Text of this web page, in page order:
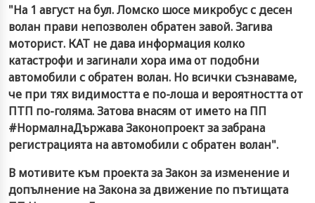
"На 1 август на бул. Ломско шосе микробус с десен
волан прави непозволен обратен завой. Загива
моторист. КАТ не дава информация колко
катастрофи и загинали хора има от подобни
автомобили с обратен волан. Но всички съзнаваме,
че при тях видимостта е по-лоша и вероятността от
ПТП по-голяма. Затова внасям от името на ПП
‪#‎НормалнаДържава Законопроект за забрана
регистрацията на автомобили с обратен волан".
В мотивите към проекта за Закон за изменение и
допълнение на Закона за движение по пътищата